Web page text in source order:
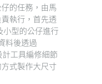
的任務，由馬
執行，首先透
小型的公仔進行
料後透過
工具編修細節
式製作大尺寸